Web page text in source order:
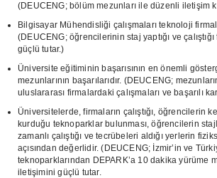
(DEUCENG; bölüm mezunları ile düzenli iletişim
Bilgisayar Mühendisliği çalışmaları teknoloji
(DEUCENG; öğrencilerinin staj yaptığı ve
güçlü tutar.)
Üniversite eğitiminin başarısının en önemli
mezunlarının başarılarıdır. (DEUCENG;
uluslararası firmalardaki çalışmaları ve başarılı
Üniversitelerde, firmaların çalıştığı, öğrencilerin
kurduğu teknoparklar bulunması, öğrencilerin
zamanlı çalıştığı ve tecrübeleri aldığı yerlerin
açısından değerlidir. (DEUCENG; İzmir’in ve
teknoparklarından DEPARK’a 10 dakika yürüme
iletişimini güçlü tutar.